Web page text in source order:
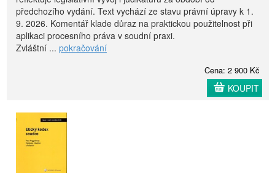
předchozího vydání. Text vychází ze stavu právní úpravy k 1.
9. 2026. Komentář klade důraz na praktickou použitelnost při
aplikaci procesního práva v soudní praxi.
Zvláštní ... pokračování
Cena: 2 900 Kč
KOUPIT